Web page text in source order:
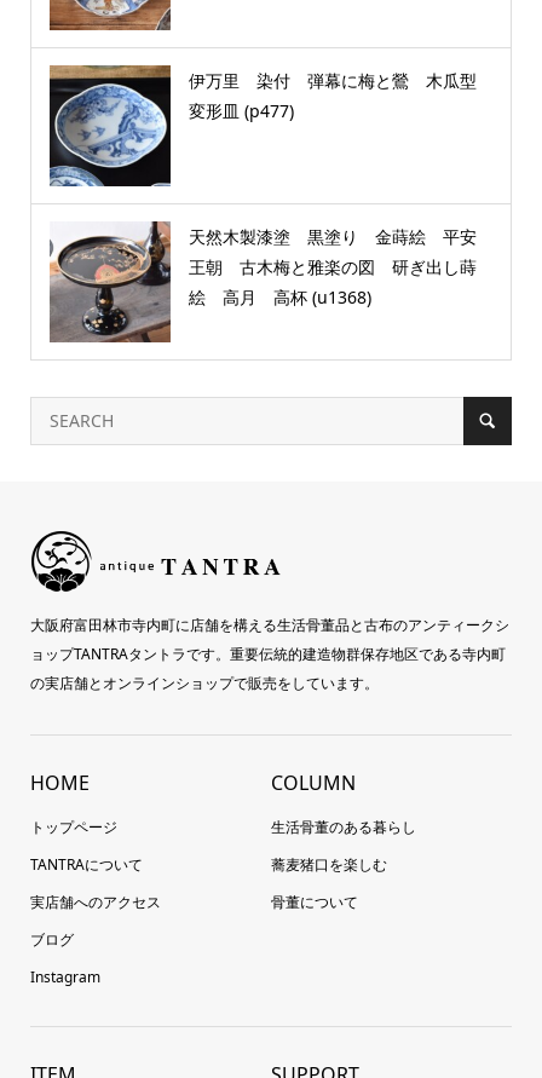
伊万里 染付 弾幕に梅と鶯 木瓜型
変形皿 (p477)
天然木製漆塗 黒塗り 金蒔絵 平安
王朝 古木梅と雅楽の図 研ぎ出し蒔
絵 高月 高杯 (u1368)
大阪府富田林市寺内町に店舗を構える生活骨董品と古布のアンティークシ
ョップTANTRAタントラです。重要伝統的建造物群保存地区である寺内町
の実店舗とオンラインショップで販売をしています。
HOME
トップページ
TANTRAについて
実店舗へのアクセス
ブログ
Instagram
COLUMN
生活骨董のある暮らし
蕎麦猪口を楽しむ
骨董について